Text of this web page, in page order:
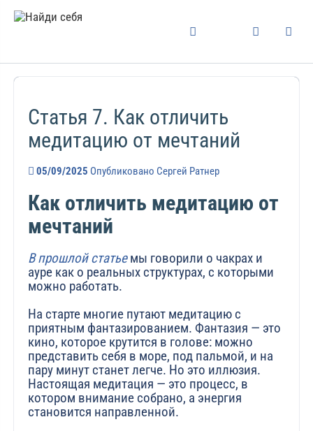
Статья 7. Как отличить
медитацию от мечтаний
05/09/2025 Опубликовано Сергей Ратнер
Как отличить медитацию от
мечтаний
В прошлой статьемы говорили о чакрах и
ауре как о реальных структурах, с которыми
можно работать.
На старте многие путают медитацию с
приятным фантазированием. Фантазия — это
кино, которое крутится в голове: можно
представить себя в море, под пальмой, и на
пару минут станет легче. Но это иллюзия.
Настоящая медитация — это процесс, в
котором внимание собрано, а энергия
становится направленной.